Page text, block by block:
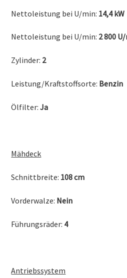
Nettoleistung bei U/min: 14,4 kW
Nettoleistung bei U/min: 2 800
Zylinder: 2
Leistung/Kraftstoffsorte: Benzin
Ölfilter:Ja
Mähdeck
Schnittbreite: 108 cm
Vorderwalze: Nein
Führungsräder: 4
Antriebssystem